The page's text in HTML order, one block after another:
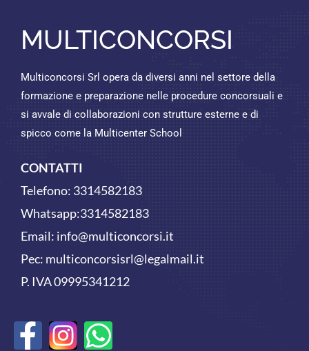
MULTICONCORSI
Multiconcorsi Srl opera da diversi anni nel settore della
formazione e preparazione nelle procedure concorsuali e
si avvale di collaborazioni con strutture esterne e di
spicco come la Multicenter School
CONTATTI
Telefono: 3314582183
Whatsapp:3314582183
Email: info@multiconcorsi.it
Pec: multiconcorsisrl@legalmail.it
P. IVA 09995341212
F
W